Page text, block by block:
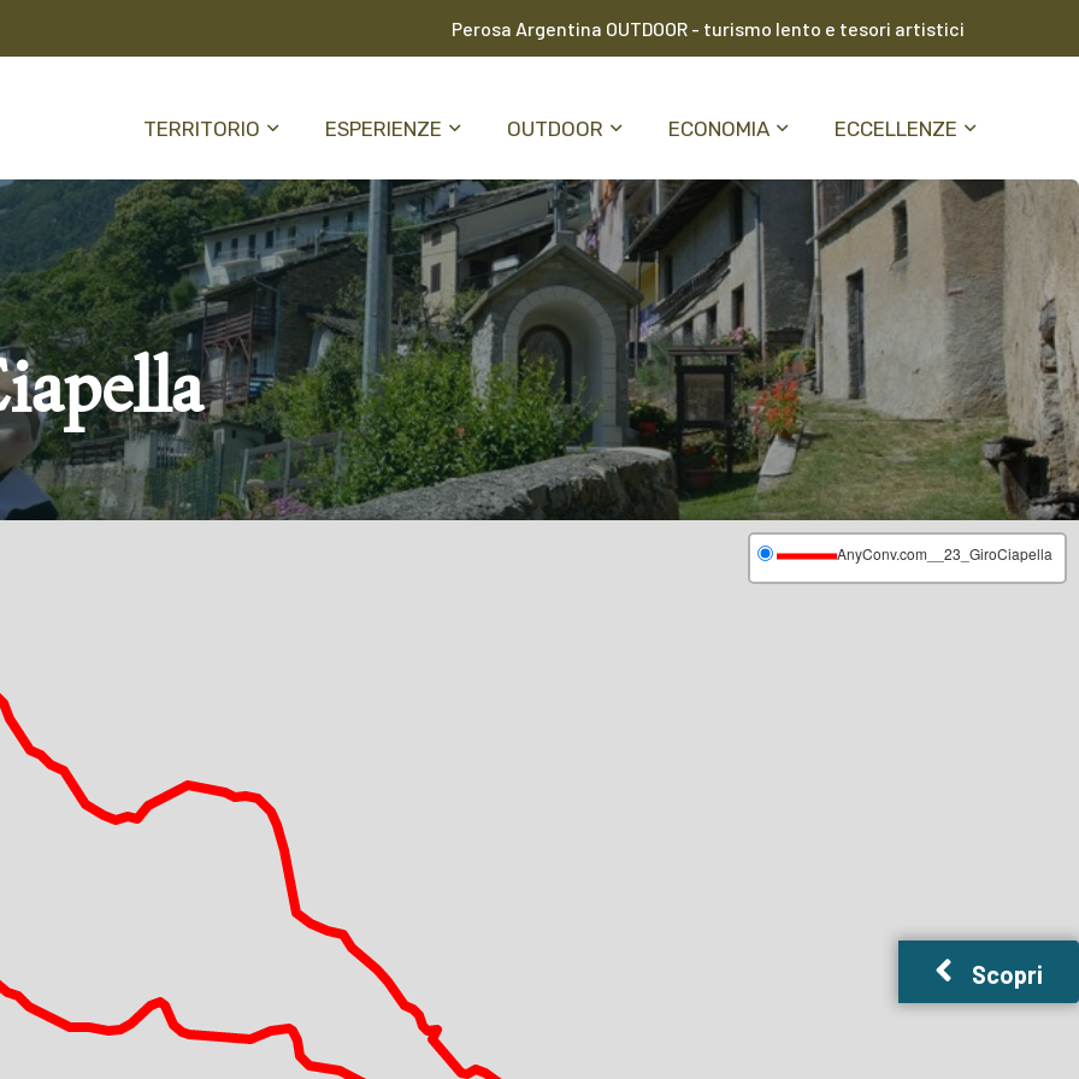
Perosa Argentina OUTDOOR - turismo lento e tesori artistici
TERRITORIO ESPERIENZE OUTDOOR ECONOMIA ECCELLENZE
AnyConv.com__23_GiroCiapella
Scopri